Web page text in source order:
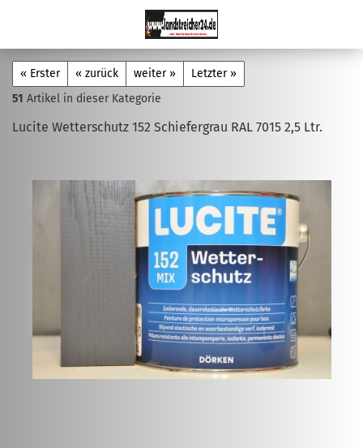
« Erster « zurück weiter »
Letzter »
51 Artikel in dieser Kategorie
Lucite Wetterschutz 152 Schiefergrau RAL 7015 2,5 Ltr.